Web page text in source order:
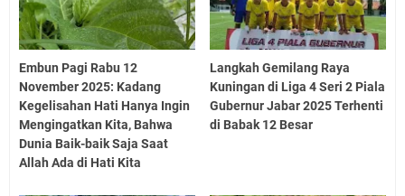
Embun Pagi Rabu 12
November 2025: Kadang
Kegelisahan Hati Hanya Ingin
Mengingatkan Kita, Bahwa
Dunia Baik-baik Saja Saat
Allah Ada di Hati Kita
Langkah Gemilang Raya
Kuningan di Liga 4 Seri 2 Piala
Gubernur Jabar 2025 Terhenti
di Babak 12 Besar